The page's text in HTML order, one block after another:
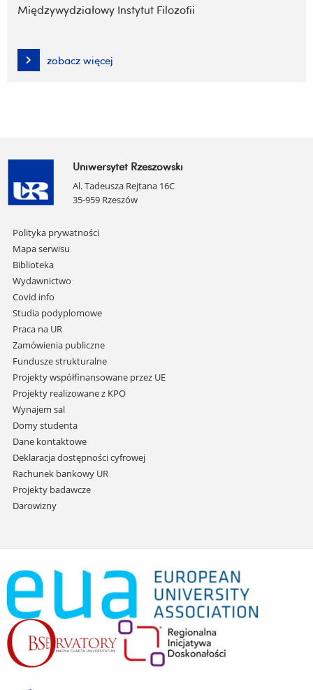
Międzywydziałowy Instytut Filozofii
zobacz więcej
Uniwersytet Rzeszowski
Al. Tadeusza Rejtana 16C
35-959 Rzeszów
Pomiń
nawigację
i
przejdź
do
treści
Polityka prywatności
Mapa serwisu
Biblioteka
Wydawnictwo
Covid info
Studia podyplomowe
Praca na UR
Zamówienia publiczne
Fundusze strukturalne
Projekty współfinansowane przez UE
Projekty realizowane z KPO
Wynajem sal
Domy studenta
Dane kontaktowe
Deklaracja dostępności cyfrowej
Rachunek bankowy UR
Projekty badawcze
Darowizny